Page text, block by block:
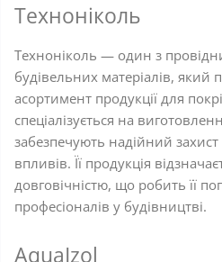
Техноніколь
Техноніколь — один з
будівельних матеріалів,
асортимент продукції для
спеціалізується на
забезпечують надійний
впливів. Її продукція
довговічністю, що робить її
професіоналів у будівництві.
AquaIzol